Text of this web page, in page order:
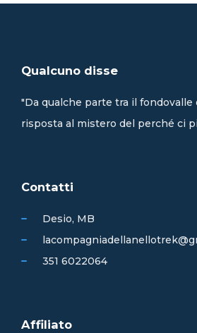
Qualcuno disse
"Da qualche parte tra il fondovalle
risposta al mistero del perché ci
Contatti
Desio, MB
351 6022064
Affiliato